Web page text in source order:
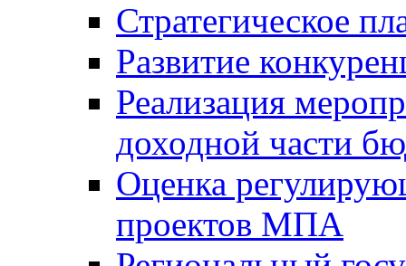
Стратегическое
Развитие
Реализация
доходной части
Оценка
проектов МПА